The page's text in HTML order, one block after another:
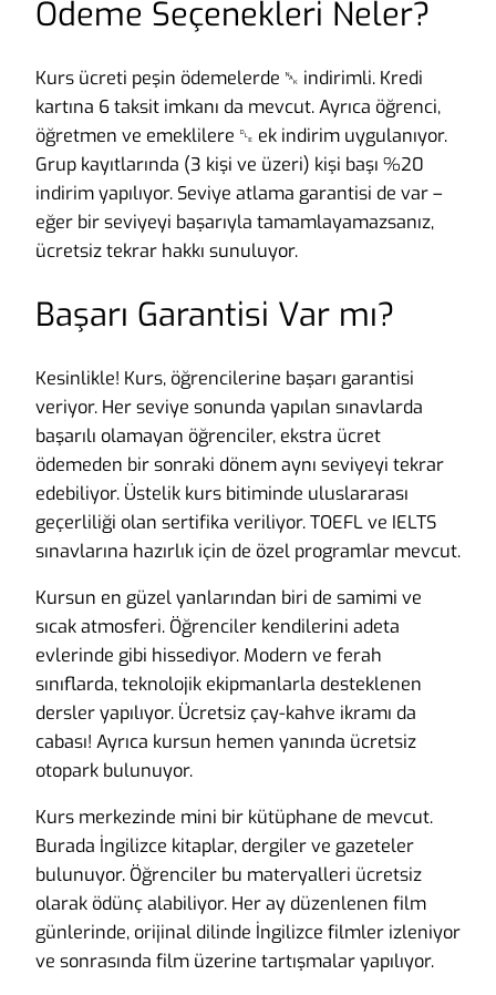
Ödeme Seçenekleri Neler?
Kurs ücreti peşin ödemelerde ␕ indirimli. Kredi
kartına 6 taksit imkanı da mevcut. Ayrıca öğrenci,
öğretmen ve emeklilere ␐ ek indirim uygulanıyor.
Grup kayıtlarında (3 kişi ve üzeri) kişi başı %20
indirim yapılıyor. Seviye atlama garantisi de var –
eğer bir seviyeyi başarıyla tamamlayamazsanız,
ücretsiz tekrar hakkı sunuluyor.
Başarı Garantisi Var mı?
Kesinlikle! Kurs, öğrencilerine başarı garantisi
veriyor. Her seviye sonunda yapılan sınavlarda
başarılı olamayan öğrenciler, ekstra ücret
ödemeden bir sonraki dönem aynı seviyeyi tekrar
edebiliyor. Üstelik kurs bitiminde uluslararası
geçerliliği olan sertifika veriliyor. TOEFL ve IELTS
sınavlarına hazırlık için de özel programlar mevcut.
Kursun en güzel yanlarından biri de samimi ve
sıcak atmosferi. Öğrenciler kendilerini adeta
evlerinde gibi hissediyor. Modern ve ferah
sınıflarda, teknolojik ekipmanlarla desteklenen
dersler yapılıyor. Ücretsiz çay-kahve ikramı da
cabası! Ayrıca kursun hemen yanında ücretsiz
otopark bulunuyor.
Kurs merkezinde mini bir kütüphane de mevcut.
Burada İngilizce kitaplar, dergiler ve gazeteler
bulunuyor. Öğrenciler bu materyalleri ücretsiz
olarak ödünç alabiliyor. Her ay düzenlenen film
günlerinde, orijinal dilinde İngilizce filmler izleniyor
ve sonrasında film üzerine tartışmalar yapılıyor.